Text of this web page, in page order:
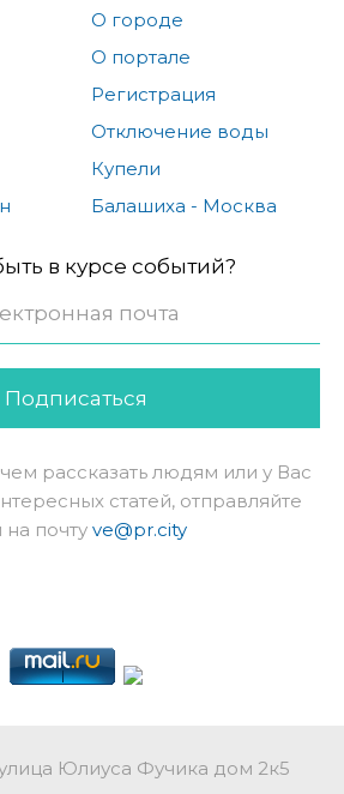
О городе
О портале
Регистрация
Отключение воды
Купели
Балашиха - Москва
в курсе событий?
Подписаться
рассказать людям или у Вас
статей, отправляйте
на почту ve@pr.city
Юлиуса Фучика дом 2к5